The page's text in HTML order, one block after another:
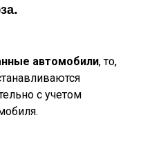
автомобили, то,
с учетом